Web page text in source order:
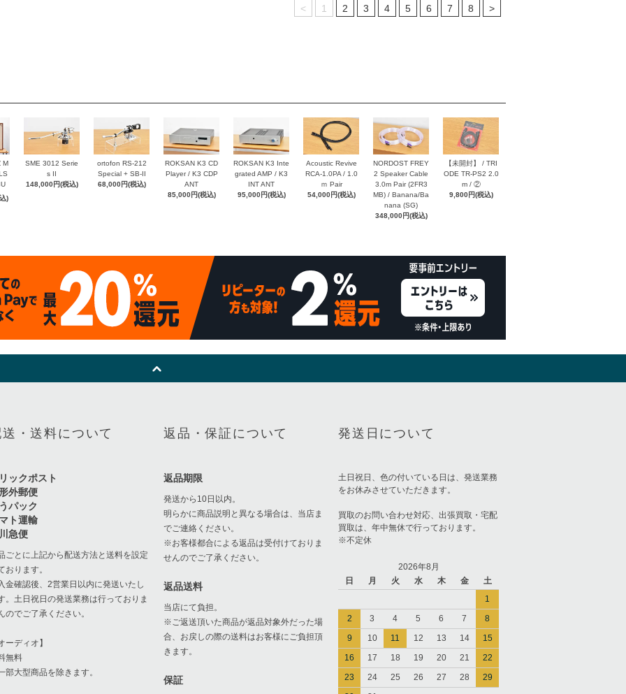
< 1 2 3 4 5 6 7 8 >
M
)
SME 3012 Serie
s II
148,000円(税込)
ortofon RS-212
Special + SB-II
68,000円(税込)
ROKSAN K3 CD
Player / K3 CDP
ANT
85,000円(税込)
ROKSAN K3 Inte
grated AMP / K3
INT ANT
95,000円(税込)
Acoustic Revive
RCA-1.0PA / 1.0
ｍ Pair
54,000円(税込)
NORDOST FREY
2 Speaker Cable
3.0m Pair (2FR3
MB) / Banana/Ba
nana (SG)
348,000円(税込)
【未開封】 / TRI
ODE TR-PS2 2.0
m / ②
9,800円(税込)
送・送料について
ックポスト
外郵便
パック
ト運輸
急便
ごとに上記から配送方法と送料を設定
おります。
金確認後、2営業日以内に発送いたし
。土日祝日の発送業務は行っておりま
のでご了承ください。
ーディオ】
無料
部大型商品を除きます。
返品・保証について
返品期限
発送から10日以内。
明らかに商品説明と異なる場合は、当店ま
でご連絡ください。
※お客様都合による返品は受付けておりま
せんのでご了承ください。
返品送料
当店にて負担。
※ご返送頂いた商品が返品対象外だった場
合、お戻しの際の送料はお客様にご負担頂
きます。
保証
発送日について
土日祝日、色の付いている日は、発送業務
をお休みさせていただきます。
買取のお問い合わせ対応、出張買取・宅配
買取は、年中無休で行っております。
※不定休
2026年8月
日
月 火 水 木 金
土
1
2
3 4 5 6 7
8
9
10 11 12 13 14
15
16
17 18 19 20 21
22
23
24 25 26 27 28
29